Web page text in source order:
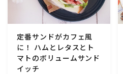
ソース・ドレッシング・たれ・
ドリンク・シロップ・ジャム類
その他食材
定番サンドがカフェ風
に！ ハムとレタスとト
マトのボリュームサンド
イッチ